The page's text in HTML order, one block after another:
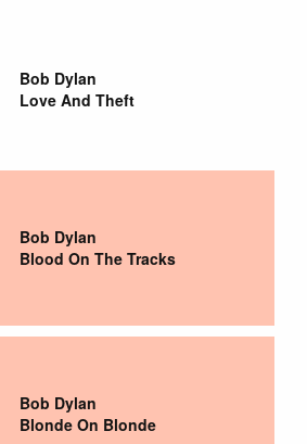
Bob Dylan
Love And Theft
Bob Dylan
Blood On The Tracks
Bob Dylan
Blonde On Blonde